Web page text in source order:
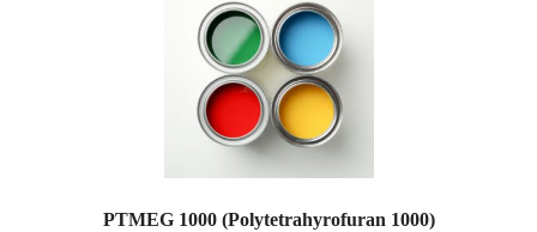
PTMEG 1000 (Polytetrahyrofuran 1000)